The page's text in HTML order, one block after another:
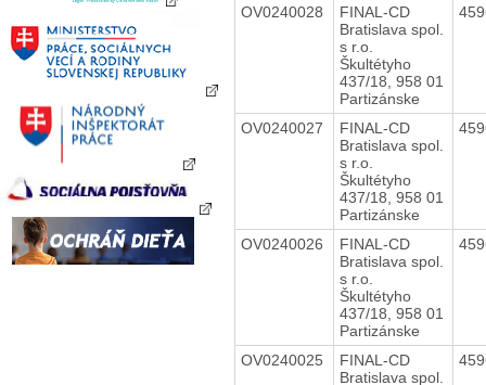
OV0240028
FINAL-CD
Bratislava spol.
s r.o.
Škultétyho
437/18, 958 01
Partizánske
OV0240027
FINAL-CD
Bratislava spol.
s r.o.
Škultétyho
437/18, 958 01
Partizánske
OV0240026
FINAL-CD
Bratislava spol.
s r.o.
Škultétyho
437/18, 958 01
Partizánske
OV0240025
FINAL-CD
Bratislava spol.